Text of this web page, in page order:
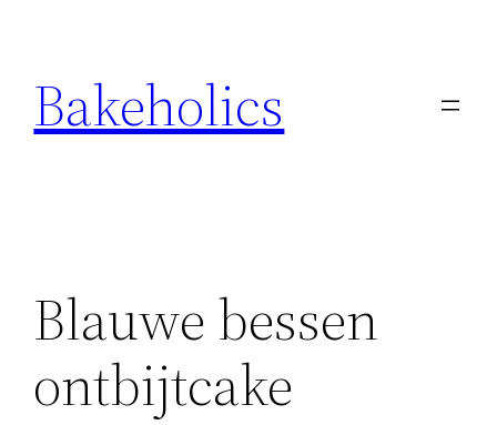
inhoud
Bakeholics
Blauwe bessen
ontbijtcake